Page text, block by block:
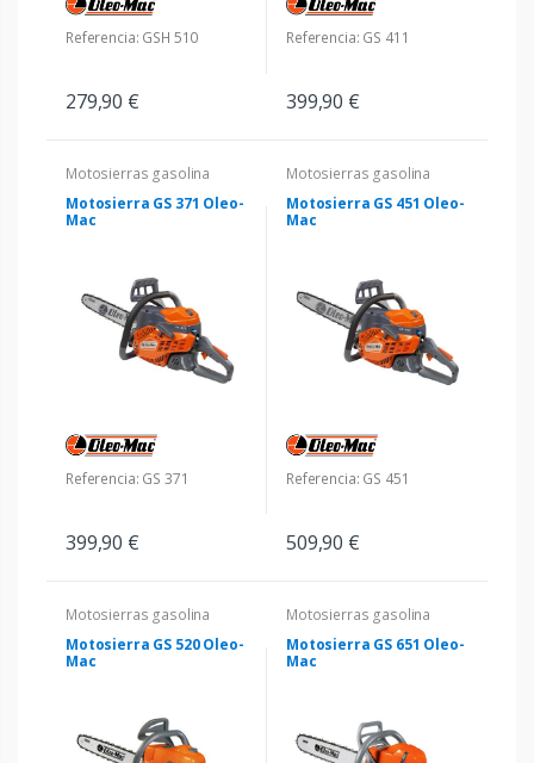
Referencia: GSH 510
279,90 €
Referencia: GS 411
399,90 €
Motosierras gasolina
Motosierra GS 371 Oleo-
Mac
Referencia: GS 371
399,90 €
Motosierras gasolina
Motosierra GS 451 Oleo-
Mac
Referencia: GS 451
509,90 €
Motosierras gasolina
Motosierra GS 520 Oleo-
Mac
Motosierras gasolina
Motosierra GS 651 Oleo-
Mac